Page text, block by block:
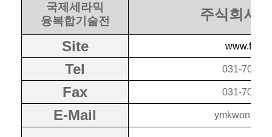
국제세라믹
융복합기술전
주식회사
Site
www.f-
Tel 031-706-
Fax 031-706-
E-Mail ymkwon@f-